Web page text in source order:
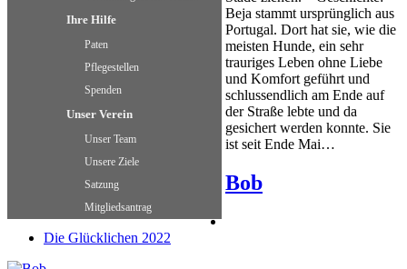
Ihre Hilfe
Paten
Pflegestellen
Spenden
Unser Verein
Unser Team
Unsere Ziele
Satzung
Mitgliedsantrag
Beja stammt ursprünglich aus
Portugal. Dort hat sie, wie die
meisten Hunde, ein sehr
trauriges Leben ohne Liebe
und Komfort geführt und
schlussendlich am Ende auf
der Straße lebte und da
gesichert werden konnte. Sie
ist seit Ende Mai…
Bob
Die Glücklichen 2022